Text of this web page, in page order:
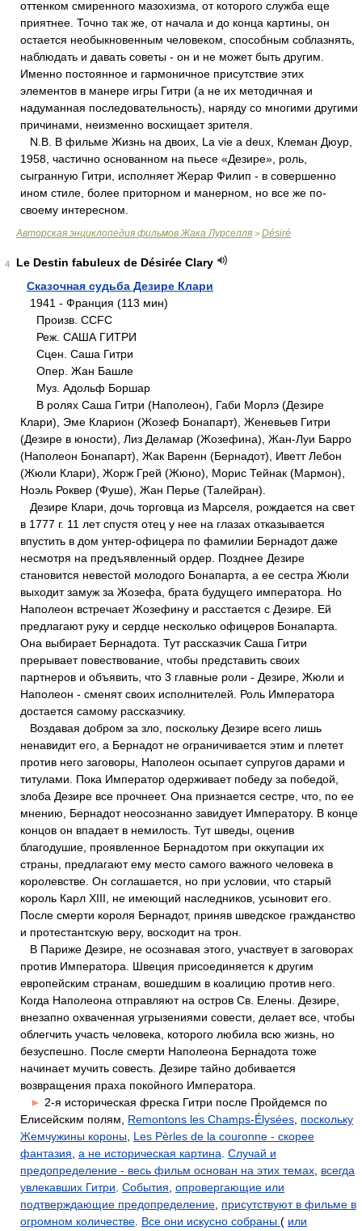
оттенком смиренного мазохизма, от которого служба еще
приятнее. Точно так же, от начала и до конца картины, он
остается необыкновенным человеком, способным соблазнять,
наблюдать и давать советы - он и не может быть другим.
Именно постоянное и гармоничное присутствие этих
элементов в манере игры Гитри (а не их методичная и
надуманная последовательность), наряду со многими другими
причинами, неизменно восхищает зрителя.
N.В. В фильме Жизнь на двоих, La vie а deux, Клеман Дюур,
1958, частично основанном на пьесе «Дезире», роль,
сыгранную Гитри, исполняет Жерар Филип - в совершенно
ином стиле, более приторном и манерном, но все же по-
своему интересном.
Авторская энциклопедия фильмов Жака Лурселля > Désiré
4
Le Destin fabuleux de Désirée Clary
Сказочная судьба Дезире Клари
1941 - Франция (113 мин)
Произв. CCFC
Реж. CAША ГИТРИ
Сцен. Саша Гитри
Опер. Жан Башле
Муз. Адольф Боршар
В ролях Саша Гитри (Наполеон), Габи Морлэ (Дезире
Клари), Эме Кларион (Жозеф Бонапарт), Женевьев Гитри
(Дезире в юности), Лиз Деламар (Жозефина), Жан-Луи Барро
(Наполеон Бонапарт), Жак Варенн (Бернадот), Иветт Лебон
(Жюли Клари), Жорж Грей (Жюно), Морис Тейнак (Мармон),
Ноэль Роквер (Фуше), Жан Перье (Талейран).
Дезире Клари, дочь торговца из Марселя, рождается на свет
в 1777 г. 11 лет спустя отец у нее на глазах отказывается
впустить в дом унтер-офицера по фамилии Бернадот даже
несмотря на предъявленный ордер. Позднее Дезире
становится невестой молодого Бонапарта, а ее сестра Жюли
выходит замуж за Жозефа, брата будущего императора. Но
Наполеон встречает Жозефину и расстается с Дезире. Ей
предлагают руку и сердце несколько офицеров Бонапарта.
Она выбирает Бернадота. Тут рассказчик Саша Гитри
прерывает повествование, чтобы представить своих
партнеров и объявить, что 3 главные роли - Дезире, Жюли и
Наполеон - сменят своих исполнителей. Роль Императора
достается самому рассказчику.
Воздавая добром за зло, поскольку Дезире всего лишь
ненавидит его, а Бернадот не ограничивается этим и плетет
против него заговоры, Наполеон осыпает супругов дарами и
титулами. Пока Император одерживает победу за победой,
злоба Дезире все прочнеет. Она признается сестре, что, по ее
мнению, Бернадот неосознанно завидует Императору. В конце
концов он впадает в немилость. Тут шведы, оценив
благодушие, проявленное Бернадотом при оккупации их
страны, предлагают ему место самого важного человека в
королевстве. Он соглашается, но при условии, что старый
король Карл XIII, не имеющий наследников, усыновит его.
После смерти короля Бернадот, приняв шведское гражданство
и протестантскую веру, восходит на трон.
В Париже Дезире, не осознавая этого, участвует в заговорах
против Императора. Швеция присоединяется к другим
европейским странам, вошедшим в коалицию против него.
Когда Наполеона отправляют на остров Св. Елены. Дезире,
внезапно охваченная угрызениями совести, делает все, чтобы
облегчить участь человека, которого любила всю жизнь, но
безуспешно. После смерти Наполеона Бернадота тоже
начинает мучить совесть. Дезире тайно добивается
возвращения праха покойного Императора.
► 2-я историческая фреска Гитри после Пройдемся по
Елисейским полям, Remontons les Champs-Élysées поскольку
Жемчужины короны
Les Pèrles de la couronne - скорее
фантазия а не историческая картина Случай и
предопределение - весь фильм основан на этих темах всегда
увлекавших Гитри События опровергающие или
подтверждающие предопределение присутствуют в фильме в
огромном количестве Все они искусно собраны ( или